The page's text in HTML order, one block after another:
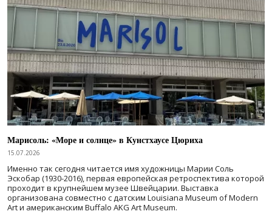
Марисоль: «Море и солнце» в Кунстхаусе Цюриха
15.07.2026
Именно так сегодня читается имя художницы Марии Соль
Эскобар (1930-2016), первая европейская ретроспектива которой
проходит в крупнейшем музее Швейцарии. Выставка
организована совместно с датским Louisiana Museum of Modern
Art и американским Buffalo AKG Art Museum.